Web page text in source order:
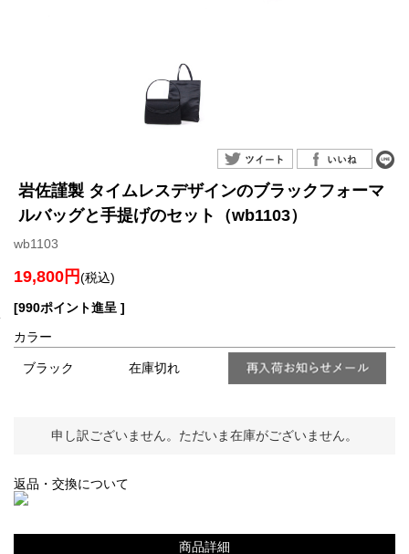
岩佐謹製 タイムレスデザインのブラックフォーマ
ルバッグと手提げのセット（wb1103）
wb1103
19,800円(税込)
[990ポイント進呈 ]
カラー
ブラック 在庫切れ
申し訳ございません。ただいま在庫がございません。
返品・交換について
商品詳細